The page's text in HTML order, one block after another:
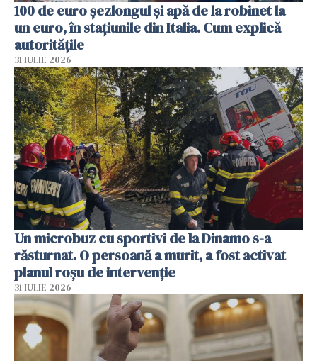
100 de euro șezlongul și apă de la robinet la
un euro, în stațiunile din Italia. Cum explică
autoritățile
31 IULIE 2026
Un microbuz cu sportivi de la Dinamo s-a
răsturnat. O persoană a murit, a fost activat
planul roșu de intervenție
31 IULIE 2026